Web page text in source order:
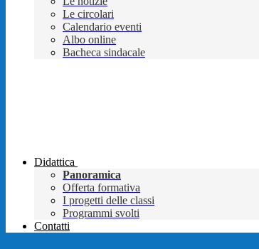
Le circolari
Calendario eventi
Albo online
Bacheca sindacale
Didattica
Panoramica
Offerta formativa
I progetti delle classi
Programmi svolti
Contatti